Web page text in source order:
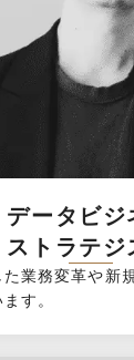
データビジ
ストラテジ
業務変革や新
す。